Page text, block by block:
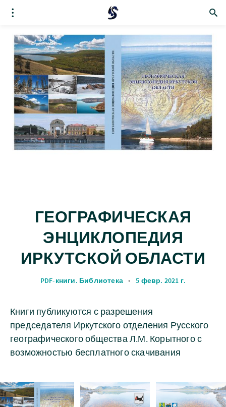
ГЕОГРАФИЧЕСКАЯ
ЭНЦИКЛОПЕДИЯ
ИРКУТСКОЙ ОБЛАСТИ
PDF-книги. Библиотека • 5 февр. 2021 г.
Книги публикуются с разрешения
председателя Иркутского отделения Русского
географического общества Л.М. Корытного с
возможностью бесплатного скачивания